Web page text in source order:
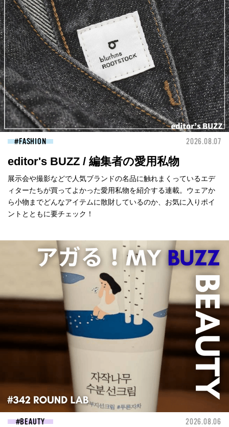
FASHION 2026.08.07
editor's BUZZ / 編集者の愛用私物
展示会や撮影などで人気ブランドの名品に触れまくっているエデ
ィターたちが買ってよかった愛用私物を紹介する連載。ウェアか
ら小物までどんなアイテムに散財しているのか、お気に入りポイ
ントとともに要チェック！
BEAUTY 2026.08.06